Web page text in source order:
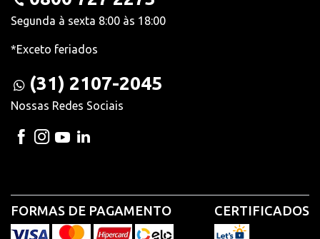
Segunda à sexta 8:00 às 18:00
*Exceto feriados
(31) 2107-2045
Nossas Redes Sociais
FORMAS DE PAGAMENTO CERTIFICADOS